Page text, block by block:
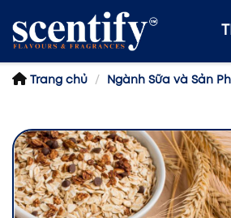
Trang chủ Ngành Sữa và Sản